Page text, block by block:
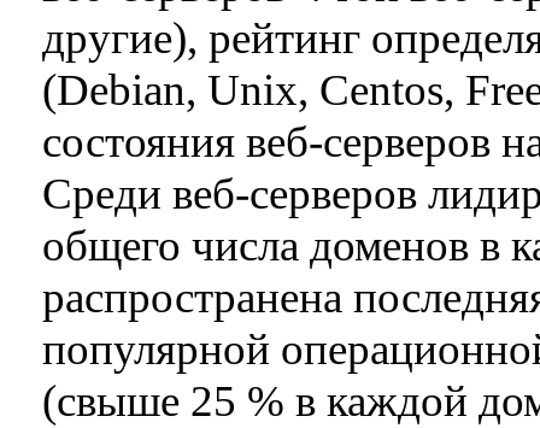
другие), рейтинг
(Debian, Unix, Centos,
состояния веб-серверов
Среди веб-серверов
общего числа доменов в
распространена
популярной
(свыше 25 % в каждой